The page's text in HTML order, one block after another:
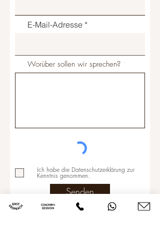
E-Mail-Adresse
Worüber sollen wir sprechen?
Ich habe die Datenschutzerklärung zur
Kenntnis genommen.
Senden